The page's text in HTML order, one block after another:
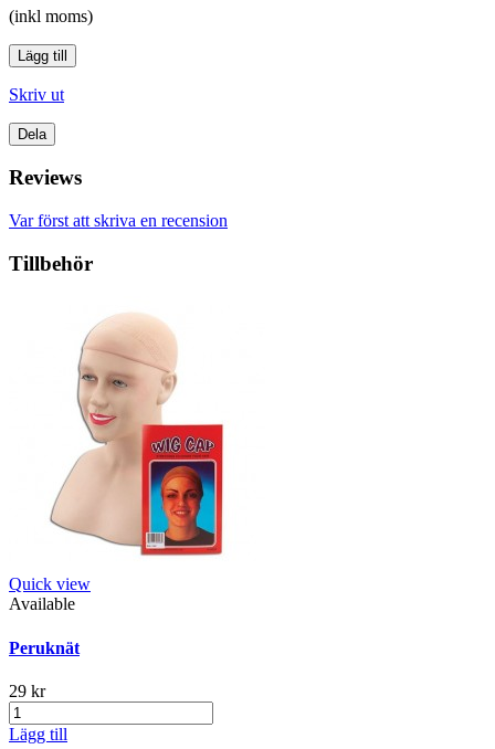
(inkl moms)
Lägg till
Skriv ut
Dela
Reviews
Var först att skriva en recension
Tillbehör
Quick view
Available
Peruknät
29 kr
Lägg till